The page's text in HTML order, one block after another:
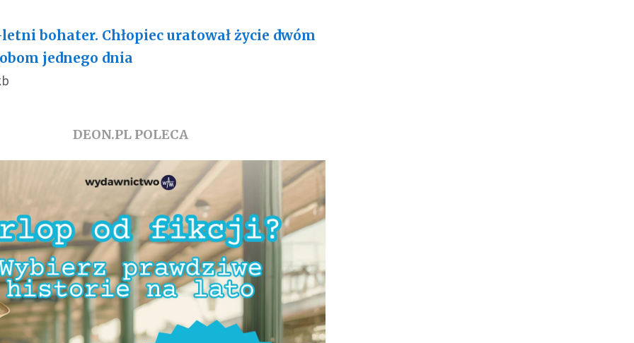
letni bohater. Chłopiec uratował życie dwóm
jednego dnia
DEON.PL POLECA